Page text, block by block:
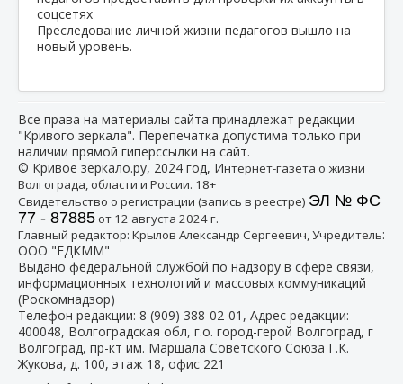
Преследование личной жизни педагогов вышло на
новый уровень.
Все права на материалы сайта принадлежат редакции
"Кривого зеркала". Перепечатка допустима только при
наличии прямой гиперссылки на сайт.
© Кривое зеркало.ру, 2024 год, Интернет-газета о жизни
Волгограда, области и России. 18+
Свидетельство о регистрации (запись в реестре) ЭЛ № ФС
77 - 87885от 12 августа 2024 г.
Главный редактор: Крылов Александр Сергеевич, Учредитель:
ООО "ЕДКММ"
Выдано федеральной службой по надзору в сфере связи,
информационных технологий и массовых коммуникаций
(Роскомнадзор)
Телефон редакции: 8 (909) 388-02-01 , Адрес редакции:
400048, Волгоградская обл, г.о. город-герой Волгоград, г
Волгоград, пр-кт им. Маршала Советского Союза Г.К.
Жукова, д. 100, этаж 18, офис 221